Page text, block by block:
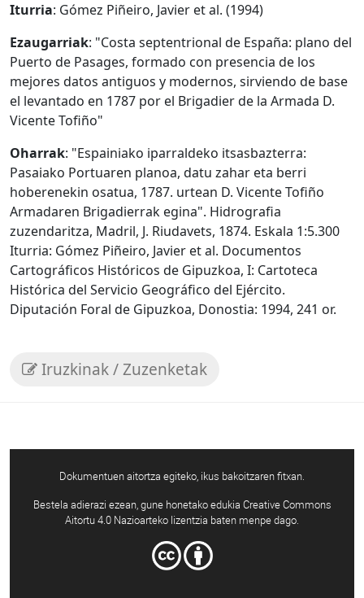
Iturria: Gómez Piñeiro, Javier et al. (1994)
Ezaugarriak: "Costa septentrional de España: plano del
Puerto de Pasages, formado con presencia de los
mejores datos antiguos y modernos, sirviendo de base
el levantado en 1787 por el Brigadier de la Armada D.
Vicente Tofiño"
Oharrak: "Espainiako iparraldeko itsasbazterra:
Pasaiako Portuaren planoa, datu zahar eta berri
hoberenekin osatua, 1787. urtean D. Vicente Tofiño
Armadaren Brigadierrak egina". Hidrografia
zuzendaritza, Madril, J. Riudavets, 1874. Eskala 1:5.300
Iturria: Gómez Piñeiro, Javier et al. Documentos
Cartográficos Históricos de Gipuzkoa, I: Cartoteca
Histórica del Servicio Geográfico del Ejército.
Diputación Foral de Gipuzkoa, Donostia: 1994, 241 or.
Iruzkinak / Zuzenketak
Dokumentuen aitortza egiteko, ikus bakoitzaren fitxan.
Bestela adierazi ezean, gune honetako edukia Creative Commons
Aitortu 4.0 Nazioarteko lizentzia baten menpe dago.